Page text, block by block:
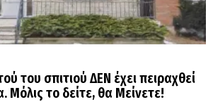
του σπιτιού ΔΕΝ έχει πειραχθεί
Μόλις το δείτε, θα Μείνετε!